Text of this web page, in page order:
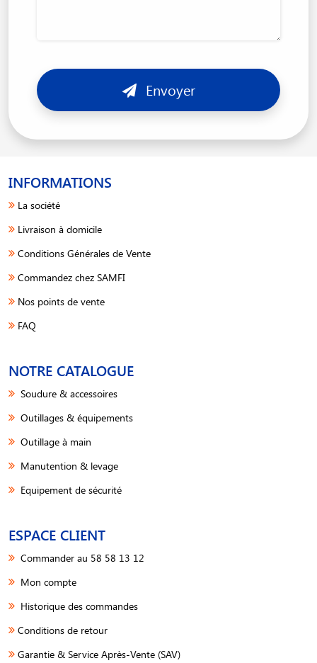
Envoyer
INFORMATIONS
La société
Livraison à domicile
Conditions Générales de Vente
Commandez chez SAMFI
Nos points de vente
FAQ
NOTRE CATALOGUE
Soudure & accessoires
Outillages & équipements
Outillage à main
Manutention & levage
Equipement de sécurité
ESPACE CLIENT
Commander au 58 58 13 12
Mon compte
Historique des commandes
Conditions de retour
Garantie & Service Après-Vente (SAV)